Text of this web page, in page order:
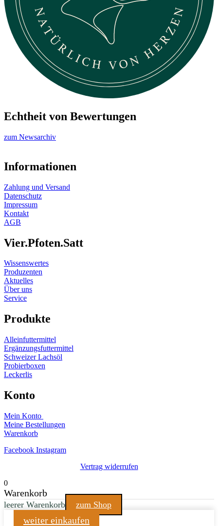
Echtheit von Bewertungen
zum Newsarchiv
Informationen
Zahlung und Versand
Datenschutz
Impressum
Kontakt
AGB
Vier.Pfoten.Satt
Wissenswertes
Produzenten
Aktuelles
Über uns
Service
Produkte
Alleinfuttermittel
Ergänzungsfuttermittel
Schweizer Lachsöl
Probierboxen
Leckerlis
Konto
Mein Konto
Meine Bestellungen
Warenkorb
Facebook Instagram
Vertrag widerrufen
0
Warenkorb
leerer Warenkorb zum Shop
weiter einkaufen